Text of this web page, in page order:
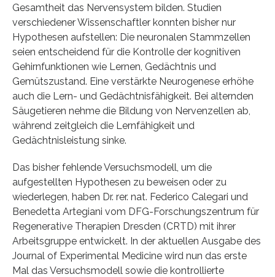
Gesamtheit das Nervensystem bilden. Studien
verschiedener Wissenschaftler konnten bisher nur
Hypothesen aufstellen: Die neuronalen Stammzellen
seien entscheidend für die Kontrolle der kognitiven
Gehirnfunktionen wie Lernen, Gedächtnis und
Gemütszustand. Eine verstärkte Neurogenese erhöhe
auch die Lern- und Gedächtnisfähigkeit. Bei alternden
Säugetieren nehme die Bildung von Nervenzellen ab,
während zeitgleich die Lernfähigkeit und
Gedächtnisleistung sinke.
Das bisher fehlende Versuchsmodell, um die
aufgestellten Hypothesen zu beweisen oder zu
wiederlegen, haben Dr. rer. nat. Federico Calegari und
Benedetta Artegiani vom DFG-Forschungszentrum für
Regenerative Therapien Dresden (CRTD) mit ihrer
Arbeitsgruppe entwickelt. In der aktuellen Ausgabe des
Journal of Experimental Medicine wird nun das erste
Mal das Versuchsmodell sowie die kontrollierte